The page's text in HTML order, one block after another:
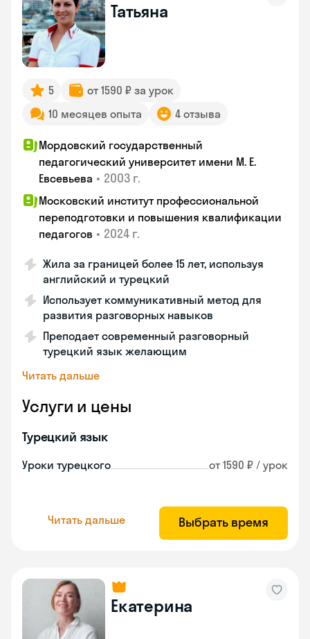
Татьяна
5
от 1590 ₽ за урок
10 месяцев опыта
4 отзыва
Мордовский государственный
педагогический университет имени М. Е.
Евсевьева • 2003 г.
Московский институт профессиональной
переподготовки и повышения квалификации
педагогов • 2024 г.
Жила за границей более 15 лет, используя
английский и турецкий
Использует коммуникативный метод для
развития разговорных навыков
Преподает современный разговорный
турецкий язык желающим
Читать дальше
Услуги и цены
Турецкий язык
Уроки турецкого от 1590 ₽ / урок
Читать дальше Выбрать время
Екатерина